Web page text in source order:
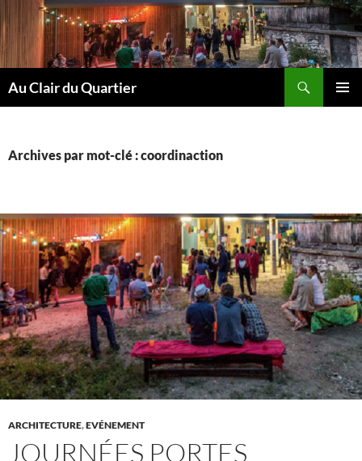
au
contenu
Au Clair du Quartier
Archives par mot-clé : coordinaction
ARCHITECTURE,EVÉNEMENT
JOURNÉES PORTES